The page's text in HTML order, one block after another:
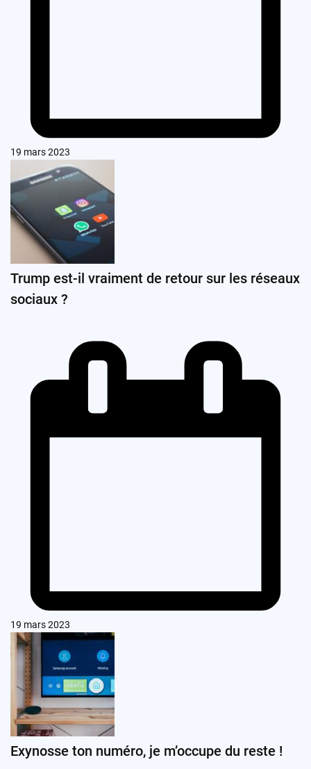
19 mars 2023
Trump est-il vraiment de retour sur les réseaux
sociaux ?
19 mars 2023
Exynosse ton numéro, je m’occupe du reste !